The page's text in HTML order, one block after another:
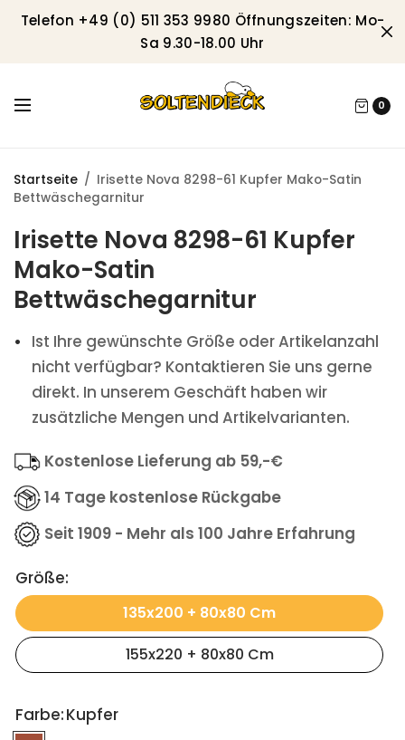
Telefon +49 (0) 511 353 9980 Öffnungszeiten: Mo-
Sa 9.30-18.00 Uhr
0
Startseite / Irisette Nova 8298-61 Kupfer Mako-Satin
Bettwäschegarnitur
Irisette Nova 8298-61 Kupfer
Mako-Satin
Bettwäschegarnitur
Ist Ihre gewünschte Größe oder Artikelanzahl
nicht verfügbar? Kontaktieren Sie uns gerne
direkt. In unserem Geschäft haben wir
zusätzliche Mengen und Artikelvarianten.
Kostenlose Lieferung ab 59,-€
14 Tage kostenlose Rückgabe
Seit 1909 - Mehr als 100 Jahre Erfahrung
Größe:
135x200 + 80x80 Cm
155x220 + 80x80 Cm
Farbe:Kupfer